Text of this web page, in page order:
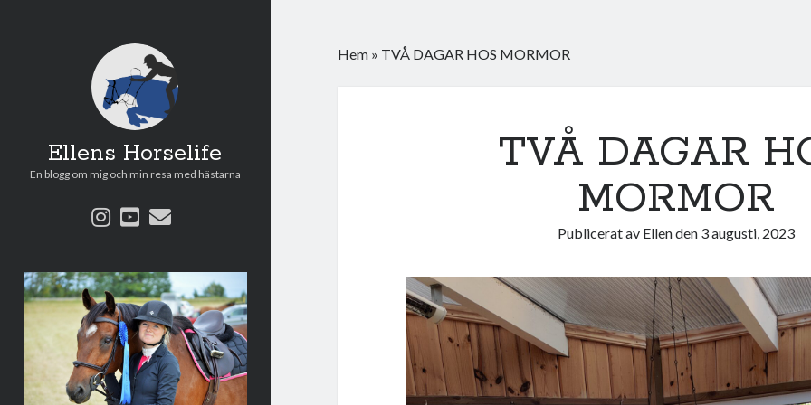
Ellens Horselife
En blogg om mig och min resa med hästarna
instagram
youtube
e-
Sidopanel
Hem » TVÅ DAGAR HOS MORMOR
TVÅ DAGAR
MORMOR
Publicerat av Ellenden 3 augusti, 2023